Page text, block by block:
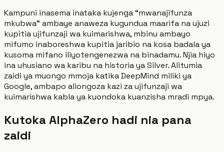
Kampuni inasema inataka kujenga “mwanajifunza
mkubwa” ambaye anaweza kugundua maarifa na ujuzi
kupitia ujifunzaji wa kuimarishwa, mbinu ambayo
mifumo inaboreshwa kupitia jaribio na kosa badala ya
kusoma mifano iliyotengenezwa na binadamu. Njia hiyo
ina uhusiano wa karibu na historia ya Silver. Alitumia
zaidi ya muongo mmoja katika DeepMind miliki ya
Google, ambapo aliongoza kazi za ujifunzaji wa
kuimarishwa kabla ya kuondoka kuanzisha mradi mpya.
Kutoka AlphaZero hadi nia pana
zaidi